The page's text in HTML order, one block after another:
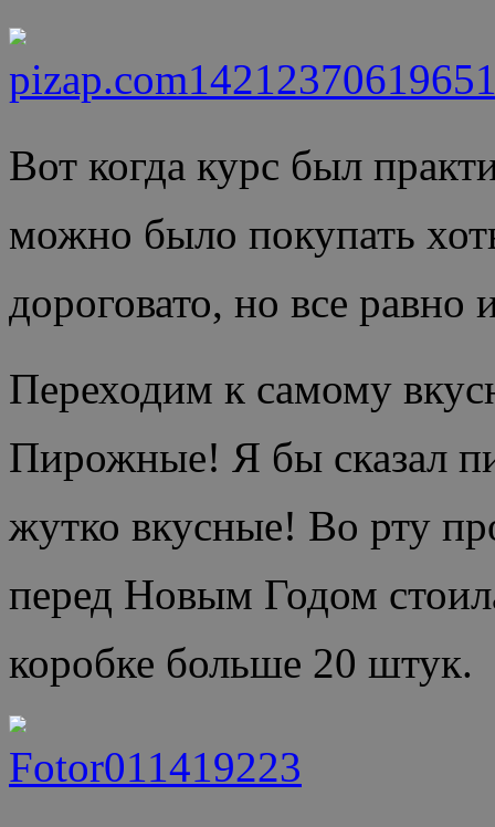
Вот когда курс был
можно было покупать
дороговато, но все равно
Переходим к самому
Пирожные! Я бы сказал
жутко вкусные! Во рту
перед Новым Годом
коробке больше 20 штук.